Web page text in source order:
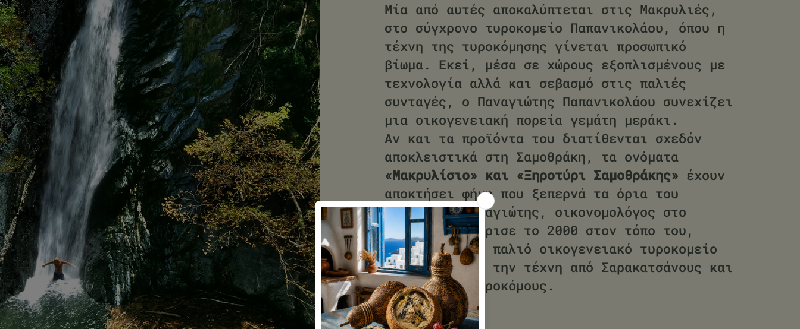
Μία από αυτές αποκαλύπτεται στις Μακρυλιές,
στο σύγχρονο τυροκομείο Παπανικολάου, όπου η
τέχνη της τυροκόμησης γίνεται προσωπικό
βίωμα. Εκεί, μέσα σε χώρους εξοπλισμένους με
τεχνολογία αλλά και σεβασμό στις παλιές
συνταγές, ο Παναγιώτης Παπανικολάου συνεχίζει
μια οικογενειακή πορεία γεμάτη μεράκι.
Αν και τα προϊόντα του διατίθενται σχεδόν
αποκλειστικά στη Σαμοθράκη, τα ονόματα
«Μακρυλίσιο» και «Ξηροτύρι Σαμοθράκης» έχουν
αποκτήσει φήμη που ξεπερνά τα όρια του
νησιού. Ο Παναγιώτης, οικονομολόγος στο
επάγγελμα, γύρισε το 2000 στον τόπο του,
ανακαίνισε το παλιό οικογενειακό τυροκομείο
και διδάχθηκε την τέχνη από Σαρακατσάνους και
Γιαννιώτες τυροκόμους.